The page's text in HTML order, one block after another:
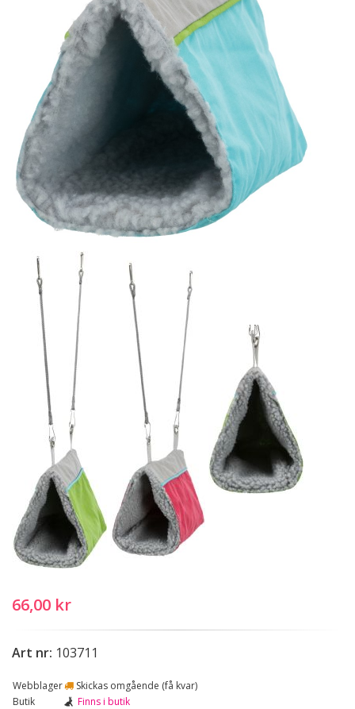
66,00 kr
Art nr: 103711
Webblager
Skickas omgående (få kvar)
Butik
Finns i butik